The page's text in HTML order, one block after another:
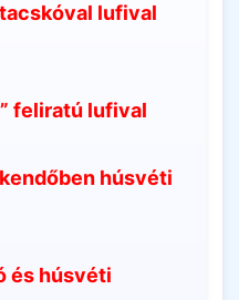
lufival
feliratú lufival
húsvéti
és húsvéti